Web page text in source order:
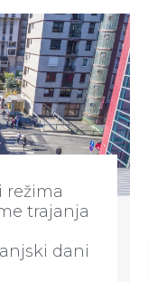
režima
trajanja
dani